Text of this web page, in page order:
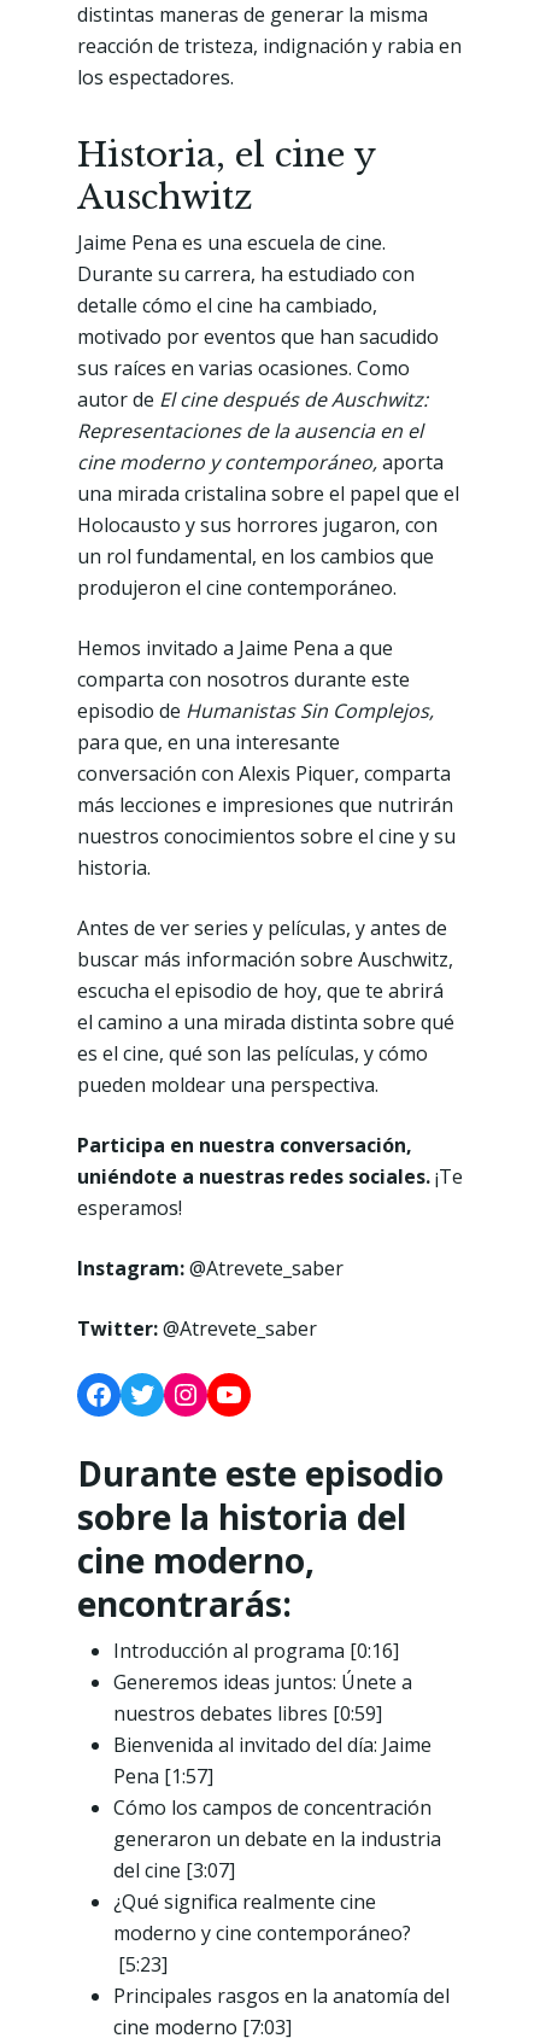
distintas maneras de generar la misma
reacción de tristeza, indignación y rabia en
los espectadores.
Historia, el cine y
Auschwitz
Jaime Pena es una escuela de cine.
Durante su carrera, ha estudiado con
detalle cómo el cine ha cambiado,
motivado por eventos que han sacudido
sus raíces en varias ocasiones. Como
autor de El cine después de Auschwitz:
Representaciones de la ausencia en el
cine moderno y contemporáneo,aporta
una mirada cristalina sobre el papel que el
Holocausto y sus horrores jugaron, con
un rol fundamental, en los cambios que
produjeron el cine contemporáneo.
Hemos invitado a Jaime Pena a que
comparta con nosotros durante este
episodio de Humanistas Sin Complejos,
para que, en una interesante
conversación con Alexis Piquer, comparta
más lecciones e impresiones que nutrirán
nuestros conocimientos sobre el cine y su
historia.
Antes de ver series y películas, y antes de
buscar más información sobre Auschwitz,
escucha el episodio de hoy, que te abrirá
el camino a una mirada distinta sobre qué
es el cine, qué son las películas, y cómo
pueden moldear una perspectiva.
Participa en nuestra conversación,
uniéndote a nuestras redes sociales.¡Te
esperamos!
Instagram:@Atrevete_saber
Twitter:@Atrevete_saber
Facebook
Twitter
Instagram
YouTube
Durante este episodio
sobre la historia del
cine moderno,
encontrarás:
Introducción al programa [0:16]
Generemos ideas juntos: Únete a
nuestros debates libres [0:59]
Bienvenida al invitado del día: Jaime
Pena [1:57]
Cómo los campos de concentración
generaron un debate en la industria
del cine [3:07]
¿Qué significa realmente cine
moderno y cine contemporáneo?
[5:23]
Principales rasgos en la anatomía del
cine moderno [7:03]